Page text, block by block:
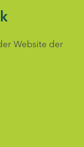
Website der
auswählen